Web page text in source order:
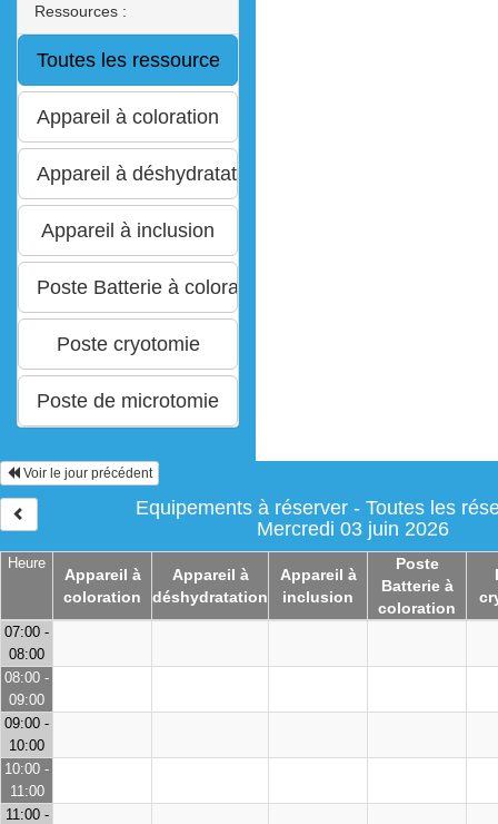
Ressources :
Voir le jour précédent
Equipements à réserver - Toutes les
Mercredi 03 juin 2026
Heure
Appareil à
coloration
Appareil à
déshydratation
Appareil à
inclusion
Poste
Batterie à
coloration
07:00 -
08:00
08:00 -
09:00
09:00 -
10:00
10:00 -
11:00
11:00 -